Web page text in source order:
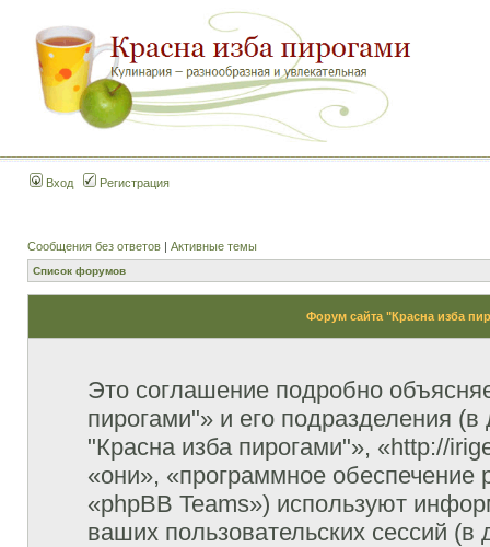
Вход Регистрация
Сообщения без ответов | Активные темы
Список форумов
Форум сайта "Красна изба
Это соглашение подробно
пирогами"» и его подразделения
"Красна изба пирогами"», «http://
«они», «программное
«phpBB Teams») используют
ваших пользовательских сессий